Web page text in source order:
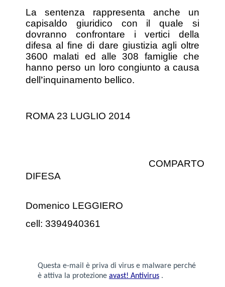
La sentenza rappresenta anche un
capisaldo giuridico con il quale si
dovranno confrontare i vertici della
difesa al fine di dare giustizia agli oltre
3600 malati ed alle 308 famiglie che
hanno perso un loro congiunto a causa
dell’inquinamento bellico.
ROMA 23 LUGLIO 2014
COMPARTO
DIFESA
Domenico LEGGIERO
cell: 3394940361
Questa e-mail è priva di virus e malware perché
è attiva la protezione avast! Antivirus.